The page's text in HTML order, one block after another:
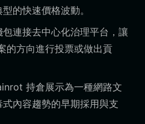
的快速價格波動。
連接去中心化治理平台，讓
的方向進行投票或做出貢
持倉展示為一種網路文
內容趨勢的早期採用與支